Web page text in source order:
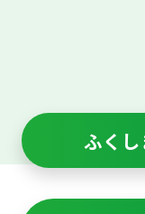
ふくし